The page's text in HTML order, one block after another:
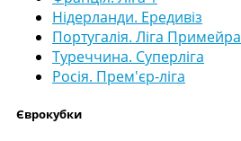
Нідерланди. Ередивіз
Португалія. Ліга Примейра
Туреччина. Суперліга
Росія. Прем'єр-ліга
Єврокубки